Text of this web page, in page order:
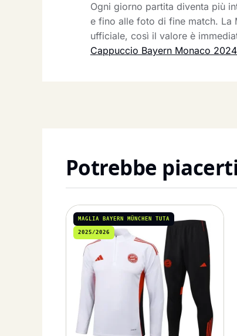
Ogni giorno partita diventa più
e fino alle foto di fine match. La
ufficiale, così il valore è
Cappuccio Bayern Monaco
Potrebbe
MAGLIA BAYERN MÜNCHEN TUTA
2025/2026